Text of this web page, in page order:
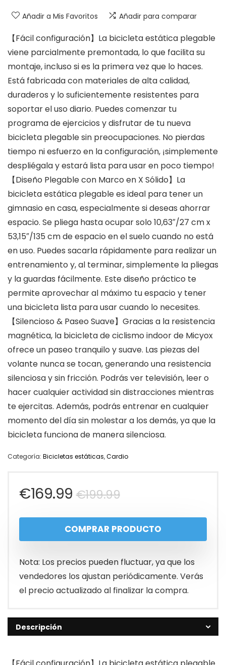
Añadir a Mis Favoritos Añadir para comparar
【Fácil configuración】La bicicleta estática plegable
viene parcialmente premontada, lo que facilita su
montaje, incluso si es la primera vez que lo haces.
Está fabricada con materiales de alta calidad,
duraderos y lo suficientemente resistentes para
soportar el uso diario. Puedes comenzar tu
programa de ejercicios y disfrutar de tu nueva
bicicleta plegable sin preocupaciones. No pierdas
tiempo ni esfuerzo en la configuración, ¡simplemente
despliégala y estará lista para usar en poco tiempo!
【Diseño Plegable con Marco en X Sólido】La
bicicleta estática plegable es ideal para tener un
gimnasio en casa, especialmente si deseas ahorrar
espacio. Se pliega hasta ocupar solo 10,63″/27 cm x
53,15″/135 cm de espacio en el suelo cuando no está
en uso. Puedes sacarla rápidamente para realizar un
entrenamiento y, al terminar, simplemente la pliegas
y la guardas fácilmente. Este diseño práctico te
permite aprovechar al máximo tu espacio y tener
una bicicleta lista para usar cuando lo necesites.
【Silencioso & Paseo Suave】Gracias a la resistencia
magnética, la bicicleta de ciclismo indoor de Micyox
ofrece un paseo tranquilo y suave. Las piezas del
volante nunca se tocan, generando una resistencia
silenciosa y sin fricción. Podrás ver televisión, leer o
hacer cualquier actividad sin distracciones mientras
te ejercitas. Además, podrás entrenar en cualquier
momento del día sin molestar a los demás, ya que la
bicicleta funciona de manera silenciosa.
Categoría: Bicicletas estáticas,Cardio
€199.99El
precio
original
era:
€199.99.
€169.99
El
precio
actual
es:
€169.99.
COMPRAR PRODUCTO
Nota: Los precios pueden fluctuar, ya que los
vendedores los ajustan periódicamente. Verás
el precio actualizado al finalizar la compra.
Descripción